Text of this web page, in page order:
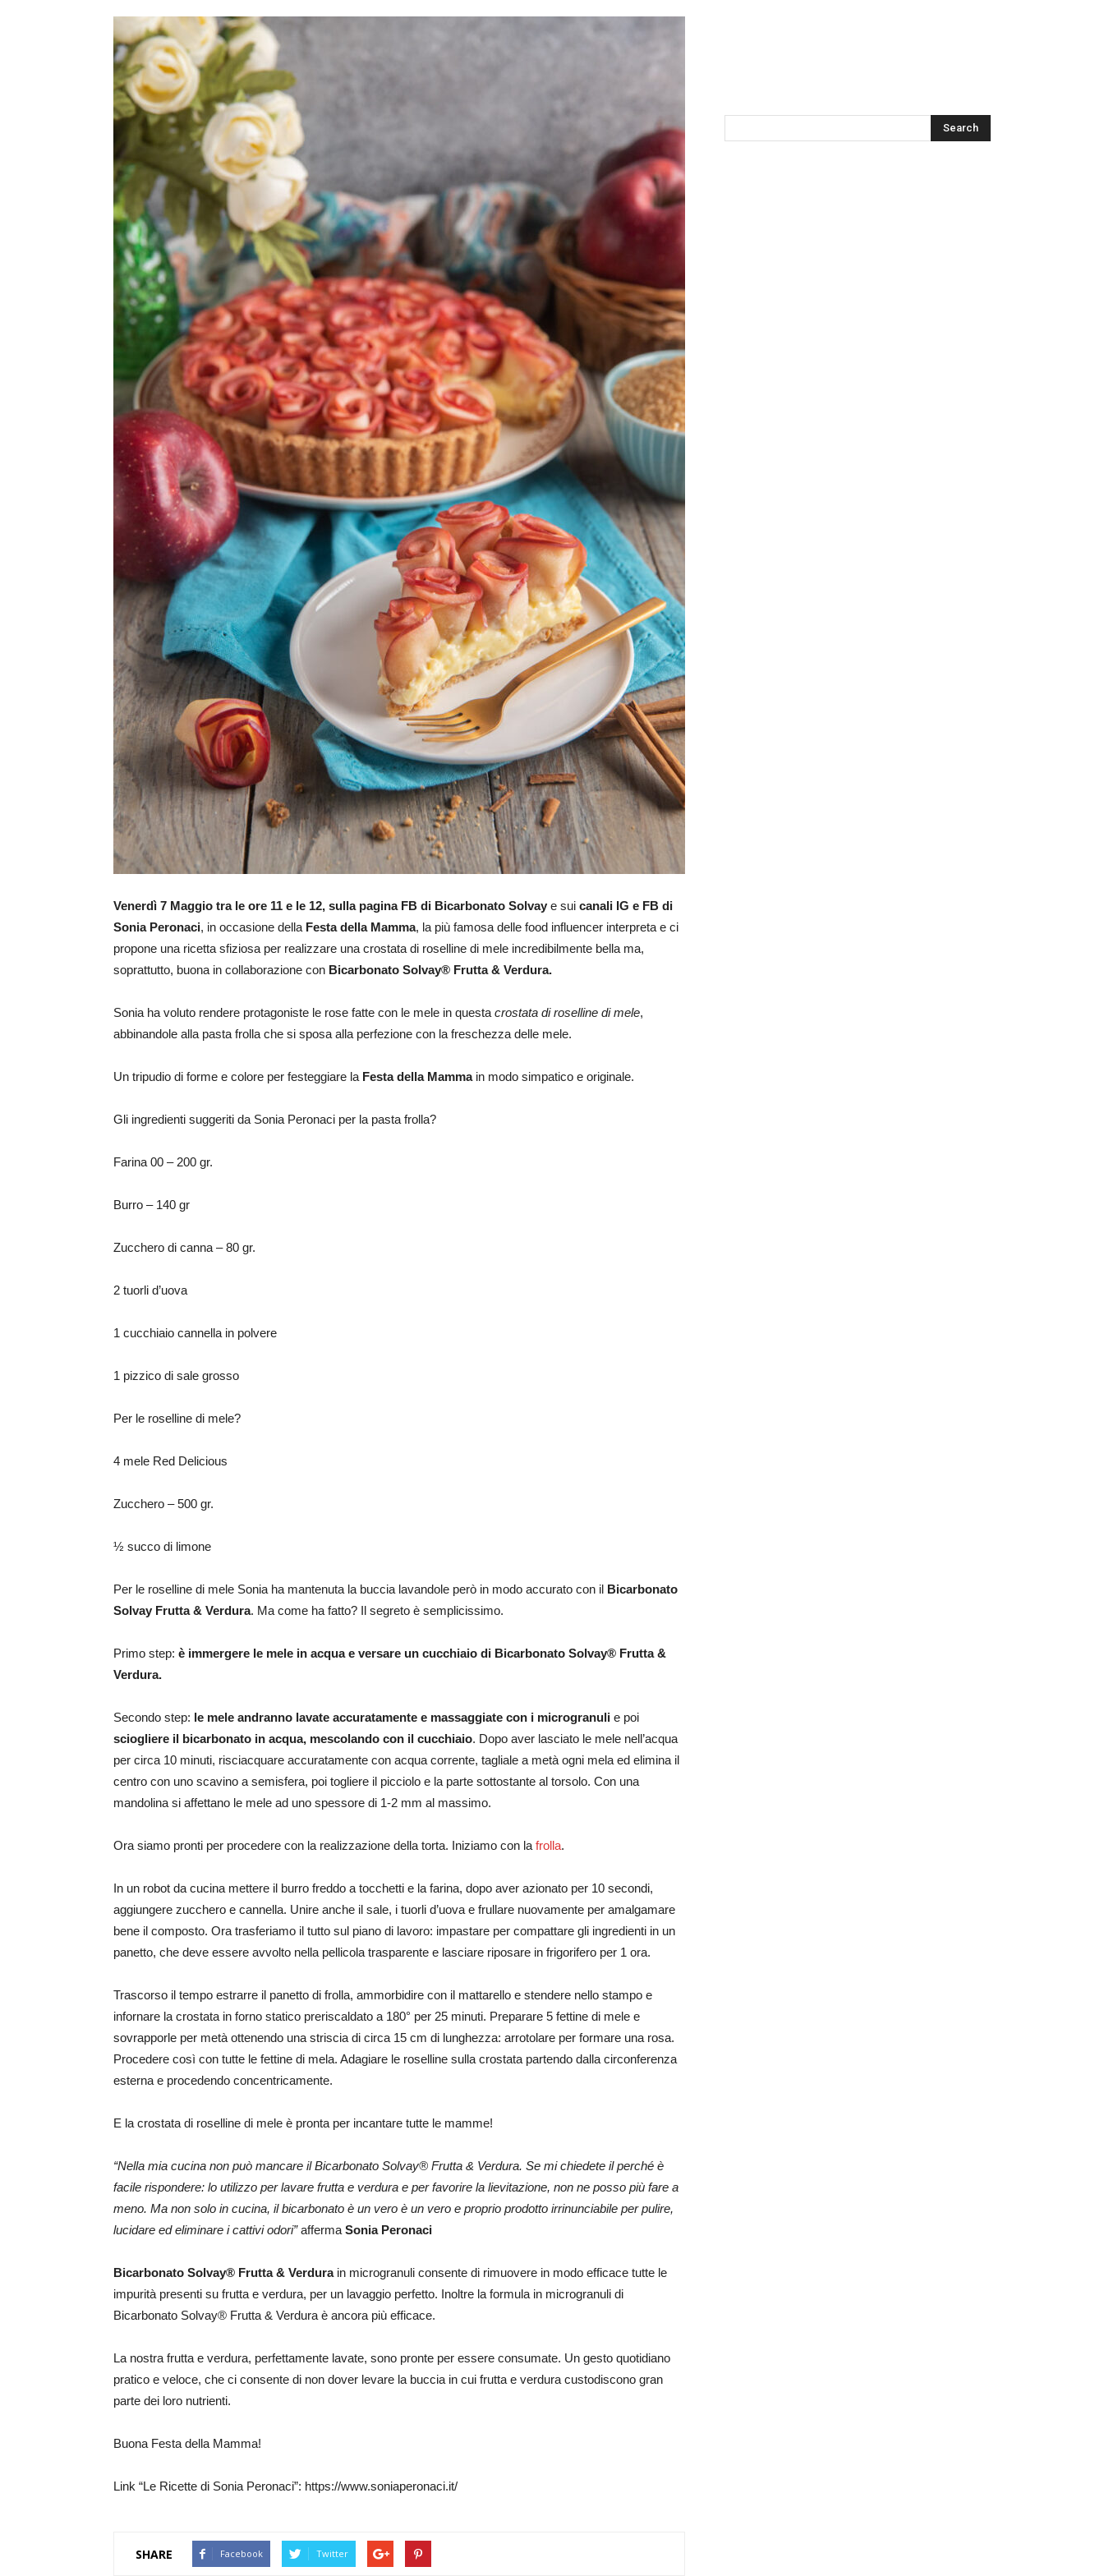
Venerdì 7 Maggio tra le ore 11 e le 12, sulla pagina FB di Bicarbonato Solvay e sui canali IG e FB di
Sonia Peronaci, in occasione della Festa della Mamma, la più famosa delle food influencer interpreta e ci
propone una ricetta sfiziosa per realizzare una crostata di roselline di mele incredibilmente bella ma,
soprattutto, buona in collaborazione con Bicarbonato Solvay® Frutta & Verdura.
Sonia ha voluto rendere protagoniste le rose fatte con le mele in questa crostata di roselline di mele,
abbinandole alla pasta frolla che si sposa alla perfezione con la freschezza delle mele.
Un tripudio di forme e colore per festeggiare la Festa della Mammain modo simpatico e originale.
Gli ingredienti suggeriti da Sonia Peronaci per la pasta frolla?
Farina 00 – 200 gr.
Burro – 140 gr
Zucchero di canna – 80 gr.
2 tuorli d’uova
1 cucchiaio cannella in polvere
1 pizzico di sale grosso
Per le roselline di mele?
4 mele Red Delicious
Zucchero – 500 gr.
½ succo di limone
Per le roselline di mele Sonia ha mantenuta la buccia lavandole però in modo accurato con il Bicarbonato
Solvay Frutta & Verdura. Ma come ha fatto? Il segreto è semplicissimo.
Primo step: è immergere le mele in acqua e versare un cucchiaio di Bicarbonato Solvay® Frutta &
Verdura.
Secondo step: le mele andranno lavate accuratamente e massaggiate con i microgranuli e poi
sciogliere il bicarbonato in acqua, mescolando con il cucchiaio. Dopo aver lasciato le mele nell’acqua
per circa 10 minuti, risciacquare accuratamente con acqua corrente, tagliale a metà ogni mela ed elimina il
centro con uno scavino a semisfera, poi togliere il picciolo e la parte sottostante al torsolo. Con una
mandolina si affettano le mele ad uno spessore di 1-2 mm al massimo.
Ora siamo pronti per procedere con la realizzazione della torta. Iniziamo con la frolla.
In un robot da cucina mettere il burro freddo a tocchetti e la farina, dopo aver azionato per 10 secondi,
aggiungere zucchero e cannella. Unire anche il sale, i tuorli d’uova e frullare nuovamente per amalgamare
bene il composto. Ora trasferiamo il tutto sul piano di lavoro: impastare per compattare gli ingredienti in un
panetto, che deve essere avvolto nella pellicola trasparente e lasciare riposare in frigorifero per 1 ora.
Trascorso il tempo estrarre il panetto di frolla, ammorbidire con il mattarello e stendere nello stampo e
infornare la crostata in forno statico preriscaldato a 180° per 25 minuti. Preparare 5 fettine di mele e
sovrapporle per metà ottenendo una striscia di circa 15 cm di lunghezza: arrotolare per formare una rosa.
Procedere così con tutte le fettine di mela. Adagiare le roselline sulla crostata partendo dalla circonferenza
esterna e procedendo concentricamente.
E la crostata di roselline di mele è pronta per incantare tutte le mamme!
“Nella mia cucina non può mancare il Bicarbonato Solvay® Frutta & Verdura. Se mi chiedete il perché è
facile rispondere: lo utilizzo per lavare frutta e verdura e per favorire la lievitazione, non ne posso più fare a
meno. Ma non solo in cucina, il bicarbonato è un vero è un vero e proprio prodotto irrinunciabile per pulire,
lucidare ed eliminare i cattivi odori”afferma Sonia Peronaci
Bicarbonato Solvay® Frutta & Verdura in microgranuli consente di rimuovere in modo efficace tutte le
impurità presenti su frutta e verdura, per un lavaggio perfetto. Inoltre la formula in microgranuli di
Bicarbonato Solvay® Frutta & Verdura è ancora più efficace.
La nostra frutta e verdura, perfettamente lavate, sono pronte per essere consumate. Un gesto quotidiano
pratico e veloce, che ci consente di non dover levare la buccia in cui frutta e verdura custodiscono gran
parte dei loro nutrienti.
Buona Festa della Mamma!
Link “Le Ricette di Sonia Peronaci”: https://www.soniaperonaci.it/
SHARE Facebook Twitter